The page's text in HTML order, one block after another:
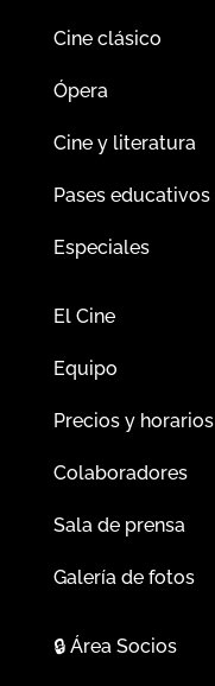
Cine clásico
Ópera
Cine y literatura
Pases educativos
Especiales
El Cine
Equipo
Precios y horarios
Colaboradores
Sala de prensa
Galería de fotos
🔒Área Socios